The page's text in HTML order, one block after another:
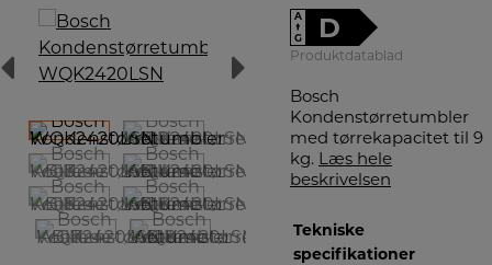
A
↑
G
D
Produktdatablad
Bosch
Kondenstørretumbler
med tørrekapacitet til 9
kg. Læs hele
beskrivelsen
Tekniske
specifikationer